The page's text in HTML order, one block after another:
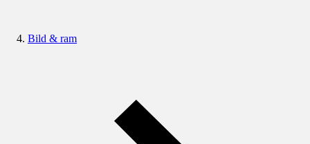
Bild & ram